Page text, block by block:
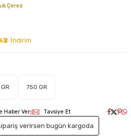
Çerez
İndirim
750 GR
Haber Ver Tavsiye Et
verirsen bugün kargoda